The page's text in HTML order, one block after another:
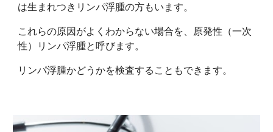
は生まれつきリンパ浮腫の方もいます。
これらの原因がよくわからない場合を、原発性（一次
性）リンパ浮腫と呼びます。
リンパ浮腫かどうかを検査することもできます。